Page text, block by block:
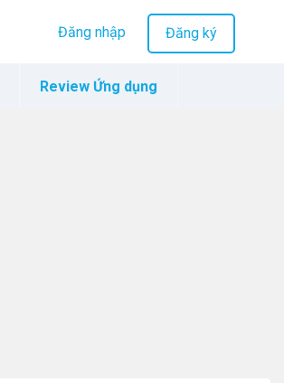
Đăng nhập Đăng ký
Review Ứng dụng